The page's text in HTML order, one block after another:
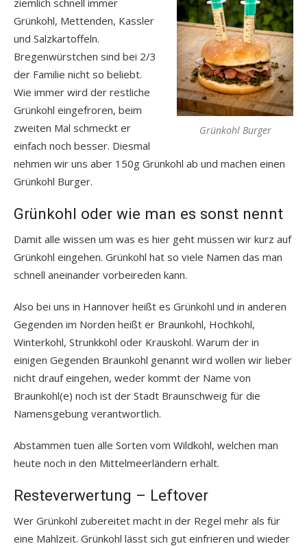
Grünkohl Burger
Grünkohl, Mettenden, Kassler
und Salzkartoffeln.
Bregenwürstchen sind bei 2/3
der Familie nicht so beliebt.
Wie immer wird der restliche
Grünkohl eingefroren, beim
zweiten Mal schmeckt er
einfach noch besser. Diesmal
nehmen wir uns aber 150g Grünkohl ab und machen einen
Grünkohl Burger.
Grünkohl oder wie man es sonst nennt
Damit alle wissen um was es hier geht müssen wir kurz auf
Grünkohl eingehen. Grünkohl hat so viele Namen das man
schnell aneinander vorbeireden kann.
Also bei uns in Hannover heißt es Grünkohl und in anderen
Gegenden im Norden heißt er Braunkohl, Hochkohl,
Winterkohl, Strunkkohl oder Krauskohl. Warum der in
einigen Gegenden Braunkohl genannt wird wollen wir lieber
nicht drauf eingehen, weder kommt der Name von
Braunkohl(e) noch ist der Stadt Braunschweig für die
Namensgebung verantwortlich.
Abstammen tuen alle Sorten vom Wildkohl, welchen man
heute noch in den Mittelmeerländern erhält.
Resteverwertung – Leftover
Wer Grünkohl zubereitet macht in der Regel mehr als für
eine Mahlzeit. Grünkohl lässt sich gut einfrieren und wieder